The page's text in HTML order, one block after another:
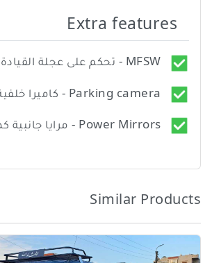
Extra features
MFSW - تحكم على عجلة القيادة
Parking camera - كاميرا خلفية
Power Mirrors - مرايا جانبية كهربائية
Similar Products